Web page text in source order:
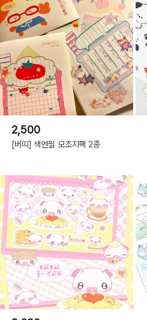
2,500
[버띠] 색연필 모조지팩 2종